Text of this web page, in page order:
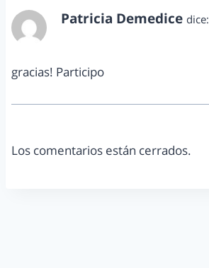
Patricia Demedice dice:
gracias! Participo
Los comentarios están cerrados.